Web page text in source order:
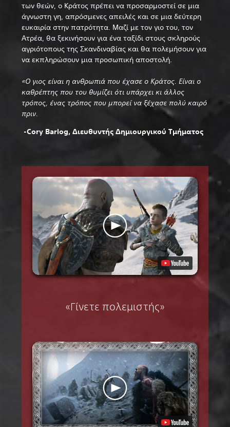
των θεών, ο Κράτος πρέπει να προσαρμοστεί σε μια
άγνωστη γη, απρόσμενες απειλές και σε μια δεύτερη
ευκαιρία στην πατρότητα. Μαζί με τον γιο του, τον
Ατρέα, θα ξεκινήσουν για ένα ταξίδι στους σκληρούς
αγριότοπους της Σκανδιναβίας και θα πολεμήσουν για
να εκπληρώσουν μια προσωπική αποστολή.
«Ο γιος είναι η ανθρωπιά που έχασε ο Κράτος. Είναι ο
καθρέπτης που του θυμίζει ότι υπάρχει κι άλλος
τρόπος, ένας τρόπος που μπορεί να ξέχασε πολύ καιρό
πριν.
-Cory Barlog, Διευθυντής Δημιουργικού Τμήματος
«Γίνετε πολεμιστής»